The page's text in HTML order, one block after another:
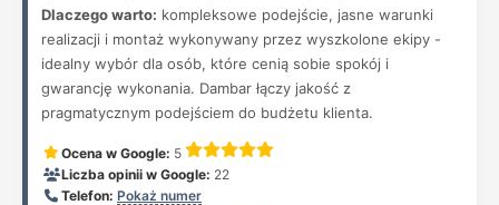
Dlaczego warto: kompleksowe podejście, jasne warunki
realizacji i montaż wykonywany przez wyszkolone ekipy -
idealny wybór dla osób, które cenią sobie spokój i
gwarancję wykonania. Dambar łączy jakość z
pragmatycznym podejściem do budżetu klienta.
Ocena w Google: 5
Liczba opinii w Google: 22
Telefon: Pokaż numer